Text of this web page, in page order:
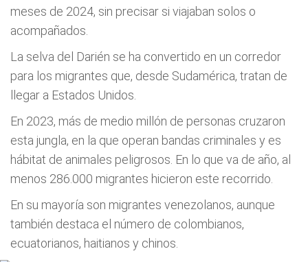
meses de 2024, sin precisar si viajaban solos o
acompañados.
La selva del Darién se ha convertido en un corredor
para los migrantes que, desde Sudamérica, tratan de
llegar a Estados Unidos.
En 2023, más de medio millón de personas cruzaron
esta jungla, en la que operan bandas criminales y es
hábitat de animales peligrosos. En lo que va de año, al
menos 286.000 migrantes hicieron este recorrido.
En su mayoría son migrantes venezolanos, aunque
también destaca el número de colombianos,
ecuatorianos, haitianos y chinos.